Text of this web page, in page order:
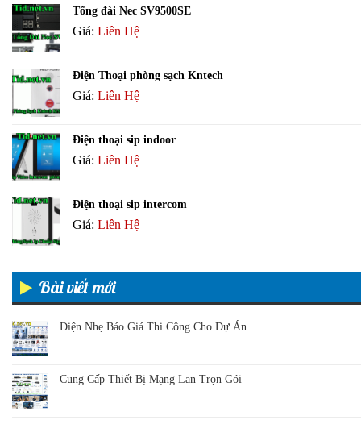
Tổng đài Nec SV9500SE
Giá: Liên Hệ
Điện Thoại phòng sạch Kntech
Giá: Liên Hệ
Điện thoại sip indoor
Giá: Liên Hệ
Điện thoại sip intercom
Giá: Liên Hệ
Bài viết mới
Điện Nhẹ Báo Giá Thi Công Cho Dự Án
Cung Cấp Thiết Bị Mạng Lan Trọn Gói